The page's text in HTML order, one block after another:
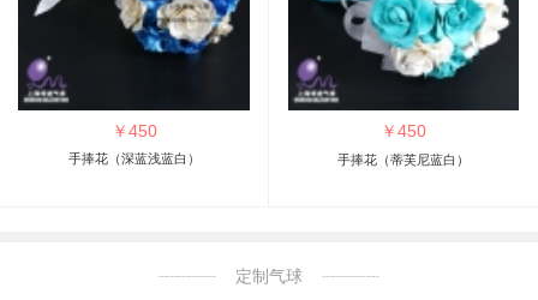
￥450
手捧花（深蓝浅蓝白）
￥450
手捧花（蒂芙尼蓝白）
定制气球